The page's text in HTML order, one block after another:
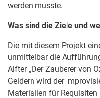
werden musste.
Was sind die Ziele und
Die mit diesem Projekt
unmittelbar die
Alfter „Der Zauberer von
Geldern wird der
Materialien für